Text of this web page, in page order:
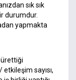
sık sık
durumdur.
yapmakta
ürettiği
sayısı,